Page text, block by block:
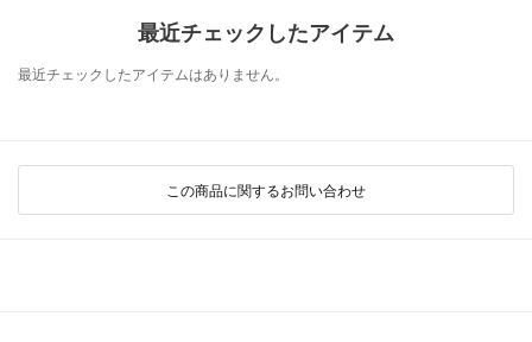
最近チェックしたアイテム
最近チェックしたアイテムはありません。
この商品に関するお問い合わせ